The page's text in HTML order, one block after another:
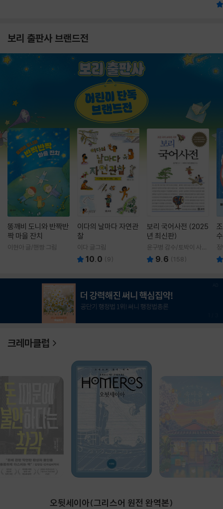
보리 출판사 브랜드전
똥깨비 도니와 반짝반
짝 마을 잔치
이현아 글/핸짱 그림
이다의 날마다 자연관
찰
이다 글그림
10.0 (9)
보리 국어사전 (2025
년 최신판)
윤구병 감수/토박이 사전
편찬실 편
9.6 (158)
크레마클럽
오뒷세이아(그리스어 원전 완역본)